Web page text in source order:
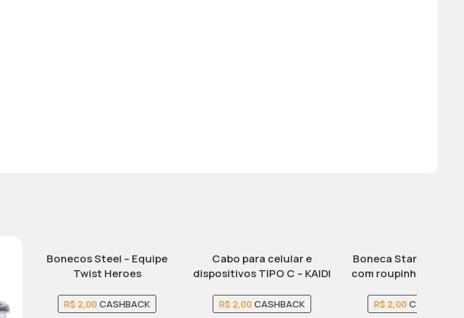
Bonecos Steel – Equipe
Twist Heroes
R$ 2,00CASHBACK
Cabo para celular e
dispositivos TIPO C – KAIDI
R$ 2,00CASHBACK
Boneca Star Babies
com roupinha
R$ 2,00CASHBACK